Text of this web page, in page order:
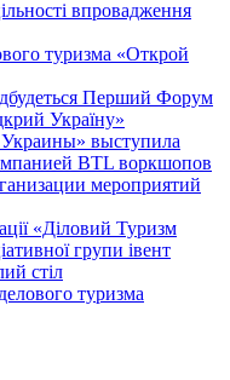
впровадження
туризма «Открой
Перший Форум
Україну»
выступила
BTL воркшопов
мероприятий
«Діловий Туризм
групи івент
стіл
туризма